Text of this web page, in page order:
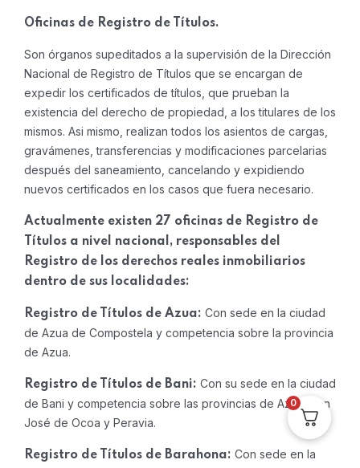
Oficinas de Registro de Títulos.
Son órganos supeditados a la supervisión de la Dirección
Nacional de Registro de Títulos que se encargan de
expedir los certificados de títulos, que prueban la
existencia del derecho de propiedad, a los titulares de los
mismos. Asi mismo, realizan todos los asientos de cargas,
gravámenes, transferencias y modificaciones parcelarias
después del saneamiento, cancelando y expidiendo
nuevos certificados en los casos que fuera necesario.
Actualmente existen 27 oficinas de Registro de
Títulos a nivel nacional, responsables del
Registro de los derechos reales inmobiliarios
dentro de sus localidades:
Registro de Títulos de Azua: Con sede en la ciudad
de Azua de Compostela y competencia sobre la provincia
de Azua.
Registro de Títulos de Bani: Con su sede en la ciudad
de Bani y competencia sobre las provincias de Azua, San
José de Ocoa y Peravia.
Registro de Títulos de Barahona: Con sede en la
0